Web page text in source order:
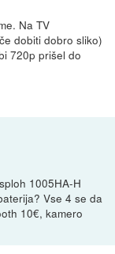
Na TV
dobiti dobro sliko)
720p prišel do
1005HA-H
Vse 4 se da
10€, kamero